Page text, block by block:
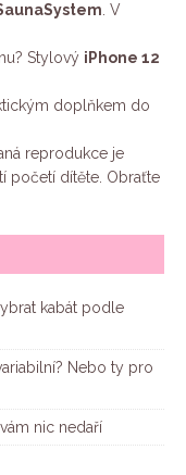
. V
Stylový iPhone 12
doplňkem do
reprodukce je
početí dítěte. Obraťte
kabát podle
Nebo ty pro
nic nedaří